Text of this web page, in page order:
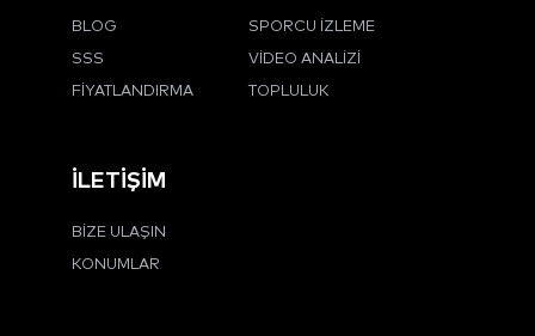
BLOG
SSS
FIYATLANDIRMA
SPORCU İZLEME
VIDEO ANALIZI
TOPLULUK
İLETIŞIM
BIZE ULAŞIN
KONUMLAR